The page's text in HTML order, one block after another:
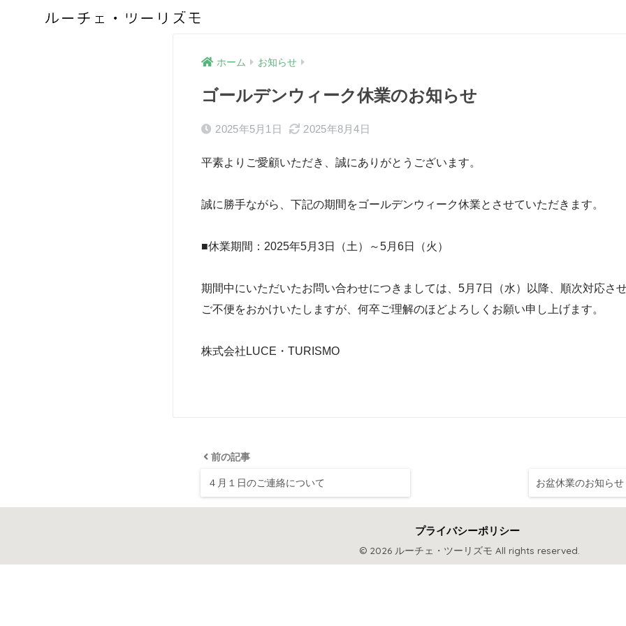
ホーム お知らせ
ゴールデンウィーク休業のお知らせ
2025年5月1日 2025年8月4日
平素よりご愛顧いただき、誠にありがとうございます。
誠に勝手ながら、下記の期間をゴールデンウィーク休業とさせていただきます。
■休業期間：2025年5月3日（土）～5月6日（火）
期間中にいただいたお問い合わせにつきましては、5月7日（水）以降、順次対応さ
ご不便をおかけいたしますが、何卒ご理解のほどよろしくお願い申し上げます。
株式会社LUCE・TURISMO
前の記事
４月１日のご連絡について お盆休業のお知らせ
プライバシーポリシー
© 2026 ルーチェ・ツーリズモ All rights reserved.